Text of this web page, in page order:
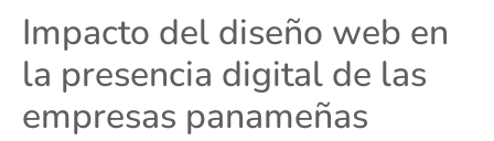
Impacto del diseño web en
la presencia digital de las
empresas panameñas